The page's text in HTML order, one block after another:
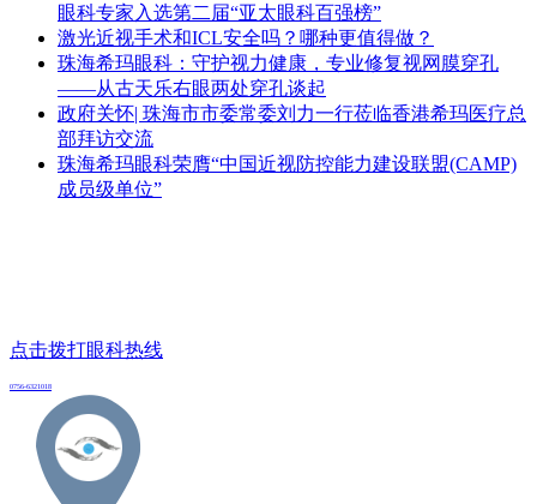
眼科专家入选第二届“亚太眼科百强榜”
激光近视手术和ICL安全吗？哪种更值得做？
珠海希玛眼科：守护视力健康，专业修复视网膜穿孔
——从古天乐右眼两处穿孔谈起
政府关怀| 珠海市市委常委刘力一行莅临香港希玛医疗总
部拜访交流
珠海希玛眼科荣膺“中国近视防控能力建设联盟(CAMP)
成员级单位”
点击拨打眼科热线
0756-6321018